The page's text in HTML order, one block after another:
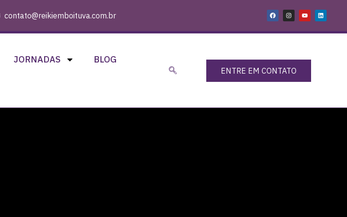
contato@reikiemboituva.com.br
JORNADAS
BLOG
ENTRE EM CONTATO